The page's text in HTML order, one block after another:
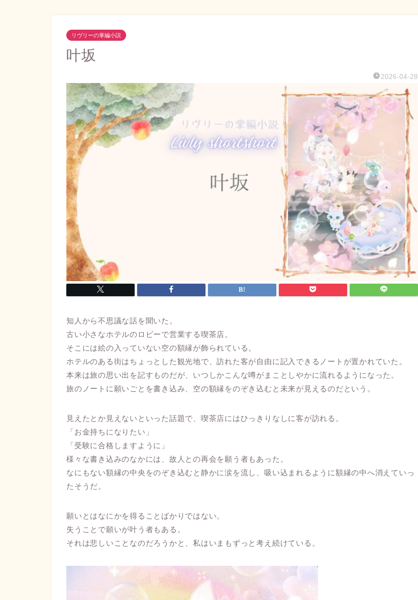
リヴリーの掌編小説
叶坂
2026-04-28
知人から不思議な話を聞いた。
古い小さなホテルのロビーで営業する喫茶店。
そこには絵の入っていない空の額縁が飾られている。
ホテルのある街はちょっとした観光地で、訪れた客が自由に記入できるノートが置かれていた。
本来は旅の思い出を記すものだが、いつしかこんな噂がまことしやかに流れるようになった。
旅のノートに願いごとを書き込み、空の額縁をのぞき込むと未来が見えるのだという。
見えたとか見えないといった話題で、喫茶店にはひっきりなしに客が訪れる。
「お金持ちになりたい」
「受験に合格しますように」
様々な書き込みのなかには、故人との再会を願う者もあった。
なにもない額縁の中央をのぞき込むと静かに涙を流し、吸い込まれるように額縁の中へ消えていっ
たそうだ。
願いとはなにかを得ることばかりではない。
失うことで願いが叶う者もある。
それは悲しいことなのだろうかと、私はいまもずっと考え続けている。